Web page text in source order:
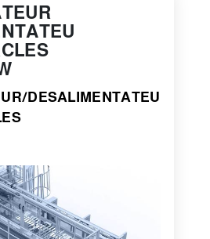
DESALIMENTATEU